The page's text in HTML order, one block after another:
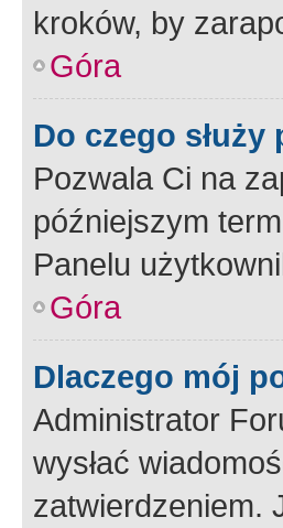
kroków, by
Góra
Do czego
Pozwala Ci na
późniejszym
Panelu
Góra
Dlaczego mój
Administrator
wysłać
zatwierdzeniem.